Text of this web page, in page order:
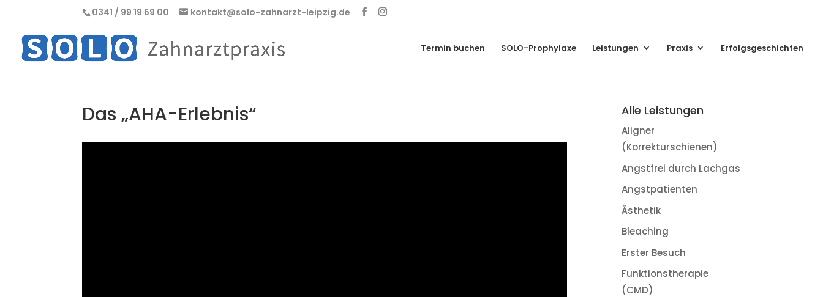
0341 / 99 19 69 00 kontakt@solo-zahnarzt-leipzig.de
Termin buchen SOLO-Prophylaxe Leistungen Praxis Erfolgsgeschichten
Das „AHA-Erlebnis“ Alle Leistungen
Aligner
(Korrekturschienen)
Angstfrei durch Lachgas
Angstpatienten
Ästhetik
Bleaching
Erster Besuch
Funktionstherapie
(CMD)